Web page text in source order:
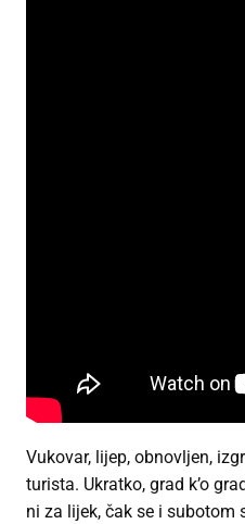
Vukovar, lijep, obnovljen,
turista. Ukratko, grad k’o
ni za lijek, čak se i subotom